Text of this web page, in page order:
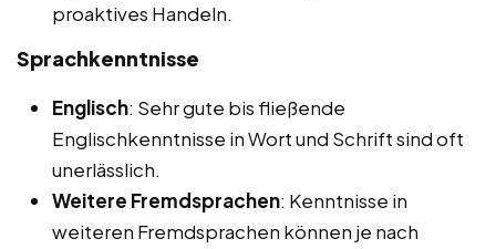
proaktives Handeln.
Sprachkenntnisse
Englisch: Sehr gute bis fließende
Englischkenntnisse in Wort und Schrift sind oft
unerlässlich.
Weitere Fremdsprachen: Kenntnisse in
weiteren Fremdsprachen können je nach